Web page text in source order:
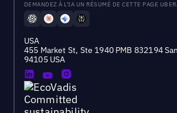
DEMANDEZ À L'IA UN RÉSUMÉ DE CETTE PAGE
USA
455 Market St, Ste 1940 PMB 832194
94105 USA